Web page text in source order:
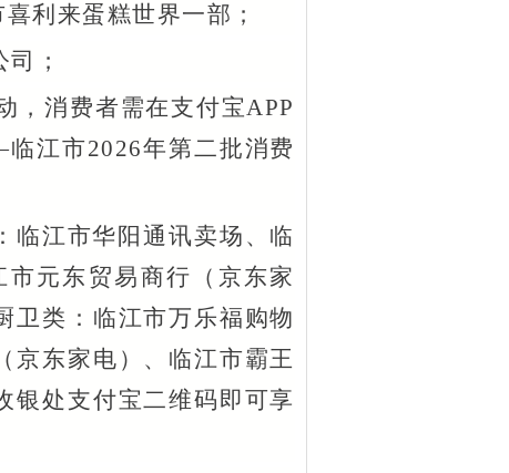
利来蛋糕世界一部；
；
，消费者需在支付宝APP
江市2026年第二批消费
临江市华阳通讯卖场、临
元东贸易商行（京东家
卫类：临江市万乐福购物
京东家电）、临江市霸王
银处支付宝二维码即可享